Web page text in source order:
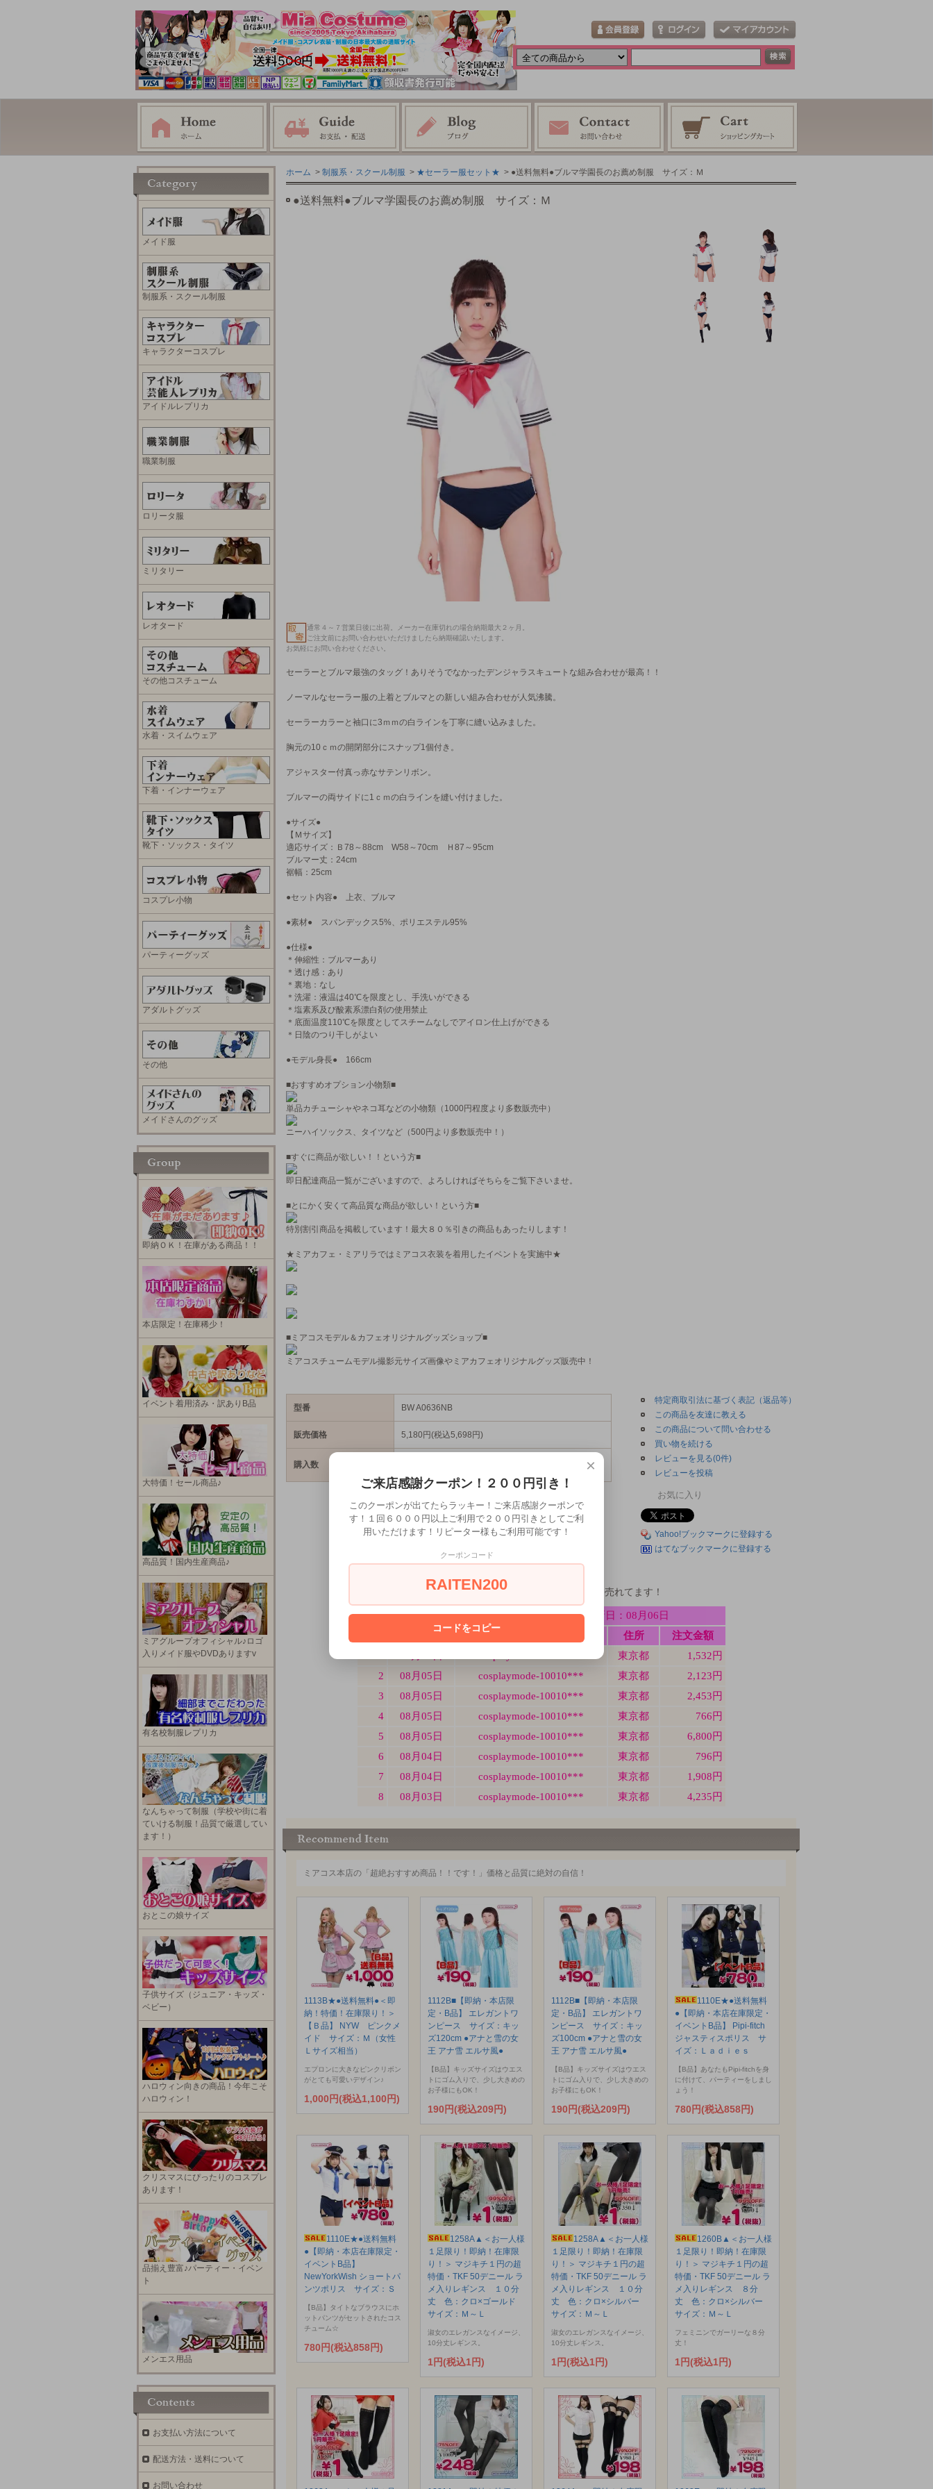
ホーム > 制服系・スクール制服 > ★セーラー服セット★ > ●送料無料●ブルマ学園長のお薦め制服 サイズ：Ｍ
●送料無料●ブルマ学園長のお薦め制服 サイズ：Ｍ
通常４～７営業日後に出荷。メーカー在庫切れの場合納期最大２ヶ月。
ご注文前にお問い合わせいただけましたら納期確認いたします。
お気軽にお問い合わせください。
セーラーとブルマ最強のタッグ！ありそうでなかったデンジャラスキュートな組み合わせが最高！！
ノーマルなセーラー服の上着とブルマとの新しい組み合わせが人気沸騰。
セーラーカラーと袖口に3ｍｍの白ラインを丁寧に縫い込みました。
胸元の10ｃｍの開閉部分にスナップ1個付き。
アジャスター付真っ赤なサテンリボン。
ブルマーの両サイドに1ｃｍの白ラインを縫い付けました。
●サイズ●
【Ｍサイズ】
適応サイズ：Ｂ78～88cm W58～70cm Ｈ87～95cm
ブルマー丈：24cm
裾幅：25cm
●セット内容● 上衣、ブルマ
●素材● スパンデックス5%、ポリエステル95%
●仕様●
＊伸縮性：ブルマーあり
＊透け感：あり
＊裏地：なし
＊洗濯：液温は40℃を限度とし、手洗いができる
＊塩素系及び酸素系漂白剤の使用禁止
＊底面温度110℃を限度としてスチームなしでアイロン仕上げができる
＊日陰のつり干しがよい
●モデル身長● 166cm
■おすすめオプション小物類■
単品カチューシャやネコ耳などの小物類（1000円程度より多数販売中）
ニーハイソックス、タイツなど（500円より多数販売中！）
■すぐに商品が欲しい！！という方■
即日配達商品一覧がございますので、よろしければそちらをご覧下さいませ。
■とにかく安くて高品質な商品が欲しい！という方■
特別割引商品を掲載しています！最大８０％引きの商品もあったりします！
★ミアカフェ・ミアリラではミアコス衣装を着用したイベントを実施中★
■ミアコスモデル＆カフェオリジナルグッズショップ■
ミアコスチュームモデル撮影元サイズ画像やミアカフェオリジナルグッズ販売中！
型番 BW A0636NB
販売価格 5,180円(税込5,698円)
購入数
特定商取引法に基づく表記（返品等）
この商品を友達に教える
この商品について問い合わせる
買い物を続ける
レビューを見る(0件)
レビューを投稿
お気に入り
Yahoo!ブックマークに登録する
はてなブックマークに登録する
ミアコスの販売状況最新版！毎日どんどん売れてます！
ミアコス本店の「超絶おすすめ商品！！です！」価格と品質に絶対の自信！
1113B★●送料無料●＜即
納！特価！在庫限り！＞
【Ｂ品】 NYW ピンクメ
イド サイズ：Ｍ（女性
Ｌサイズ相当）
エプロンに大きなピンクリボン
がとても可愛いデザイン♪
1,000円(税込1,100円)
1112B■【即納・本店限
定・B品】 エレガントワ
ンピース サイズ：キッ
ズ120cm ●アナと雪の女
王 アナ雪 エルサ風●
【B品】キッズサイズはウエス
トにゴム入りで、少し大きめの
お子様にもOK！
190円(税込209円)
1112B■【即納・本店限
定・B品】 エレガントワ
ンピース サイズ：キッ
ズ100cm ●アナと雪の女
王 アナ雪 エルサ風●
【B品】キッズサイズはウエス
トにゴム入りで、少し大きめの
お子様にもOK！
190円(税込209円)
1110E★●送料無料
●【即納・本店在庫限定・
イベントB品】 Pipi-fitch
ジャスティスポリス サ
イズ：Ｌａｄｉｅｓ
【B品】あなたもPipi-fitchを身
に付けて、パーティーをしまし
ょう！
780円(税込858円)
1110E★●送料無料
●【即納・本店在庫限定・
イベントB品】
NewYorkWish ショートパ
ンツポリス サイズ：Ｓ
【B品】タイトなブラウスにホ
ットパンツがセットされたコス
チューム☆
780円(税込858円)
1258A▲＜お一人様
１足限り！即納！在庫限
り！＞ マジキチ１円の超
特価・TKF 50デニール ラ
メ入りレギンス １０分
丈 色：クロ×ゴールド
サイズ：Ｍ～Ｌ
淑女のエレガンスなイメージ、
10分丈レギンス。
1円(税込1円)
1258A▲＜お一人様
１足限り！即納！在庫限
り！＞ マジキチ１円の超
特価・TKF 50デニール ラ
メ入りレギンス １０分
丈 色：クロ×シルバー
サイズ：Ｍ～Ｌ
淑女のエレガンスなイメージ、
10分丈レギンス。
1円(税込1円)
1260B▲＜お一人様
１足限り！即納！在庫限
り！＞ マジキチ１円の超
特価・TKF 50デニール ラ
メ入りレギンス ８分
丈 色：クロ×シルバー
サイズ：Ｍ～Ｌ
フェミニンでガーリーな８分
丈！
1円(税込1円)
メイド服
制服系・スクール制服
キャラクターコスプレ
アイドルレプリカ
職業制服
ロリータ服
ミリタリー
レオタード
その他コスチューム
水着・スイムウェア
下着・インナーウェア
靴下・ソックス・タイツ
コスプレ小物
パーティーグッズ
アダルトグッズ
その他
メイドさんのグッズ
即納ＯＫ！在庫がある商品！！
本店限定！在庫稀少！
イベント着用済み・訳ありB品
大特価！セール商品♪
高品質！国内生産商品♪
ミアグループオフィシャル♪ロゴ
入りメイド服やDVDありますv
有名校制服レプリカ
なんちゃって制服（学校や街に着
ていける制服！品質で厳選してい
ます！）
おとこの娘サイズ
子供サイズ（ジュニア・キッズ・
ベビー）
ハロウィン向きの商品！今年こそ
ハロウィン！
クリスマスにぴったりのコスプレ
あります！
品揃え豊富♪パーティー・イベン
ト
メンエス用品
お支払い方法について
配送方法・送料について
お問い合わせ
×
ご来店感謝クーポン！２００円引き！
このクーポンが出てたらラッキー！ご来店感謝クーポンで
す！１回６０００円以上ご利用で２００円引きとしてご利
用いただけます！リピーター様もご利用可能です！
クーポンコード
RAITEN200
コードをコピー